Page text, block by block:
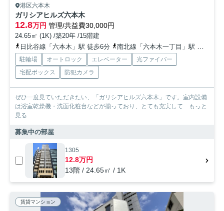
港区六本木
ガリシアヒルズ六本木
12.8万円 管理/共益費30,000円
24.65㎡ (1K) /築20年 /15階建
日比谷線「六本木」駅 徒歩6分
南北線「六本木一丁目」駅 徒歩3分
駐輪場 オートロック エレベーター
光ファイバー
宅配ボックス
防犯カメラ
ぜひ一度見ていただきたい、「ガリシアヒルズ六本木」です。室内設備
は浴室乾燥機・洗面化粧台などが揃っており、とても充実して... もっと
見る
募集中の部屋
1305
12.8万円
13階 / 24.65㎡ / 1K
賃貸マンション